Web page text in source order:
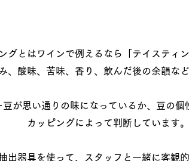
グとはワインで例えるなら「テイスティン
、酸味、苦味、香り、飲んだ後の余韻な
が思い通りの味になっているか、豆の個
カッピングによって判断しています。
出器具を使って、スタッフと一緒に客観